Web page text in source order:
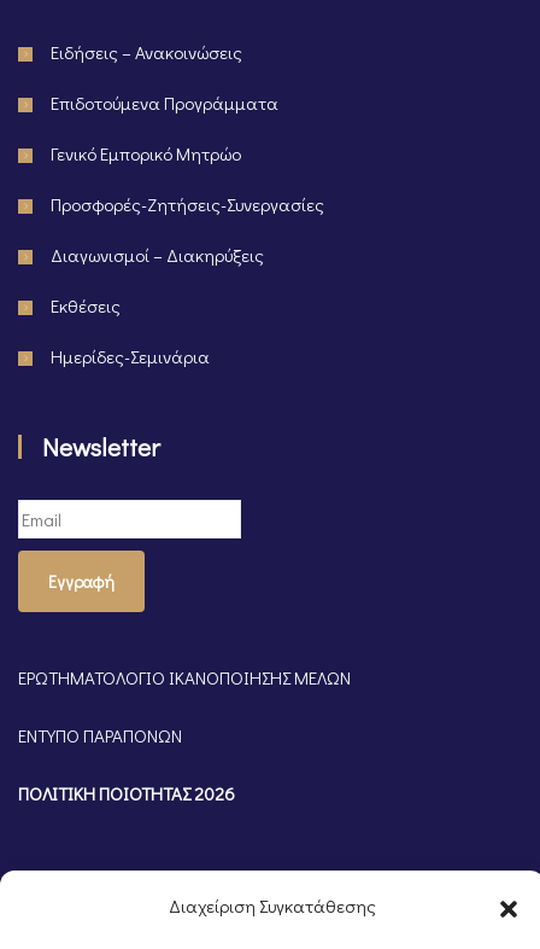
Διαχείριση Συγκατάθεσης
Ειδήσεις – Ανακοινώσεις
Επιδοτούμενα Προγράμματα
Γενικό Εμπορικό Μητρώο
Προσφορές-Ζητήσεις-Συνεργασίες
Διαγωνισμοί – Διακηρύξεις
Εκθέσεις
Ημερίδες-Σεμινάρια
Newsletter
Εγγραφή
ΕΡΩΤΗΜΑΤΟΛΟΓΙΟ ΙΚΑΝΟΠΟΙΗΣΗΣ ΜΕΛΩΝ
ΕΝΤΥΠΟ ΠΑΡΑΠΟΝΩΝ
ΠΟΛΙΤΙΚΗ ΠΟΙΟΤΗΤΑΣ 2026